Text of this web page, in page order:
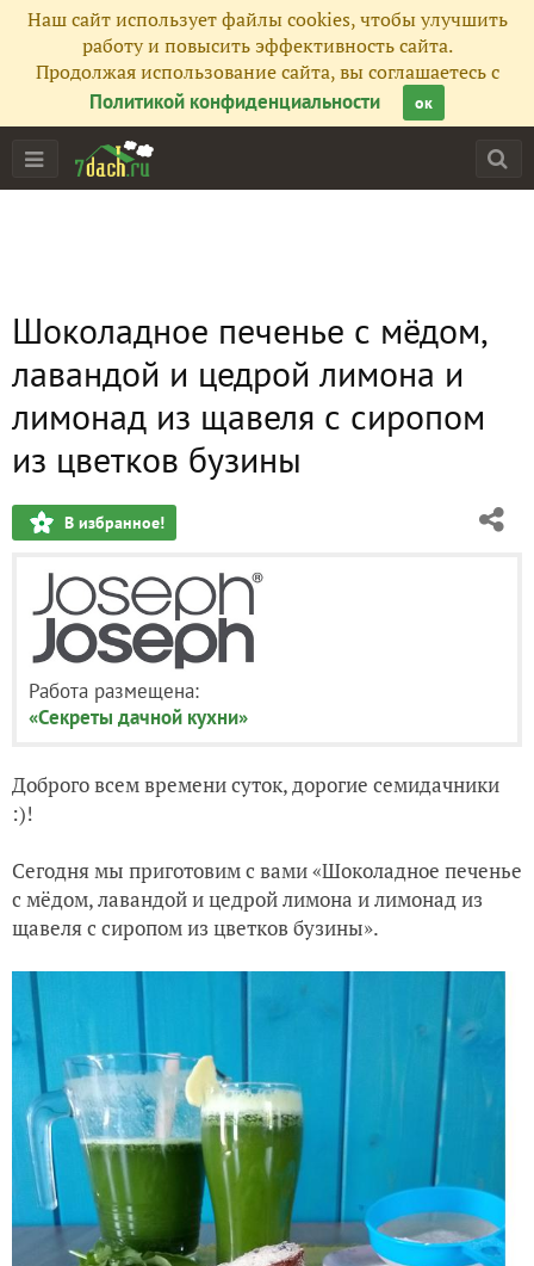
Наш сайт использует файлы cookies, чтобы улучшить
работу и повысить эффективность сайта.
Продолжая использование сайта, вы соглашаетесь с
Политикой конфиденциальности
ок
Шоколадное печенье с мёдом,
лавандой и цедрой лимона и
лимонад из щавеля с сиропом
из цветков бузины
В избранное!
Работа размещена:
«Секреты дачной кухни»
Доброго всем времени суток, дорогие семидачники
:)!
Сегодня мы приготовим с вами «Шоколадное печенье
с мёдом, лавандой и цедрой лимона и лимонад из
щавеля с сиропом из цветков бузины».